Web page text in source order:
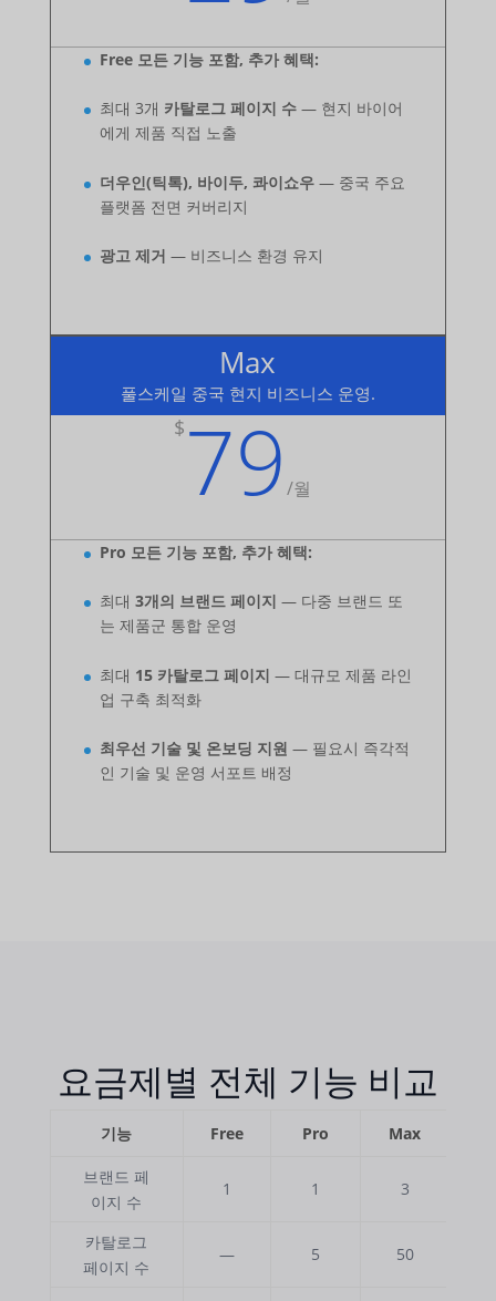
Free 모든 기능 포함, 추가 혜택:
최대 3개 카탈로그 페이지 수— 현지 바이어
에게 제품 직접 노출
더우인(틱톡), 바이두, 콰이쇼우— 중국 주요
플랫폼 전면 커버리지
광고 제거 — 비즈니스 환경 유지
Max
풀스케일 중국 현지 비즈니스 운영.
$ 79 /월
Pro 모든 기능 포함, 추가 혜택:
최대 3개의 브랜드 페이지 — 다중 브랜드 또
는 제품군 통합 운영
최대 15 카탈로그 페이지 — 대규모 제품 라인
업 구축 최적화
최우선 기술 및 온보딩 지원 — 필요시 즉각적
인 기술 및 운영 서포트 배정
요금제별 전체 기능 비교
기능 Free Pro Max
브랜드 페
이지 수
1 1 3
카탈로그
페이지 수
— 5 50